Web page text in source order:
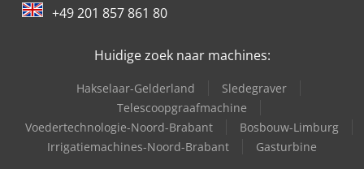
+49 201 857 861 80
Huidige zoek naar machines:
Hakselaar-Gelderland
Sledegraver
Telescoopgraafmachine
Voedertechnologie-Noord-Brabant
Bosbouw-Limburg
Irrigatiemachines-Noord-Brabant
Gasturbine